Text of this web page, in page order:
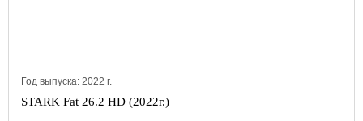
Год выпуска: 2022 г.
STARK Fat 26.2 HD (2022г.)